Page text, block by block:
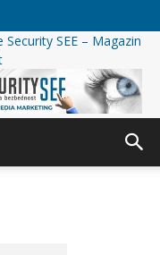
Security SEE – Magazin